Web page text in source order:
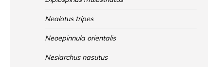
Nealotus tripes
Neoepinnula orientalis
Nesiarchus nasutus